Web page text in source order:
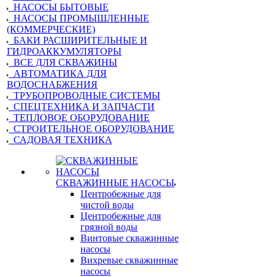
НАСОСЫ БЫТОВЫЕ
НАСОСЫ ПРОМЫШЛЕННЫЕ
(КОММЕРЧЕСКИЕ)
БАКИ РАСШИРИТЕЛЬНЫЕ И
ГИДРОАККУМУЛЯТОРЫ
ВСЕ ДЛЯ СКВАЖИНЫ
АВТОМАТИКА ДЛЯ
ВОДОСНАБЖЕНИЯ
ТРУБОПРОВОДНЫЕ СИСТЕМЫ
СПЕЦТЕХНИКА И ЗАПЧАСТИ
ТЕПЛОВОЕ ОБОРУДОВАНИЕ
СТРОИТЕЛЬНОЕ ОБОРУДОВАНИЕ
САДОВАЯ ТЕХНИКА
СКВАЖИННЫЕ НАСОСЫ
Центробежные для
чистой воды
Центробежные для
грязной воды
Винтовые скважинные
насосы
Вихревые скважинные
насосы